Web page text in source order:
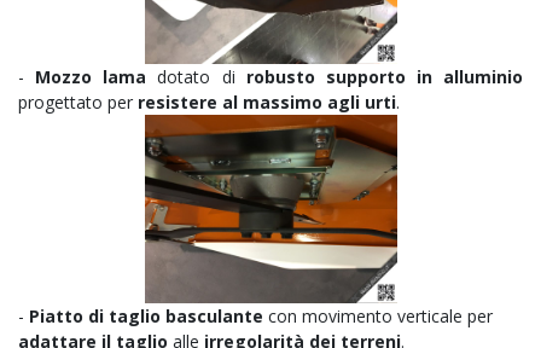
- Mozzo lama dotato di robusto supporto in alluminio
progettato per resistere al massimo agli urti.
- Piatto di taglio basculante con movimento verticale per
adattare il taglio alle irregolarità dei terreni.